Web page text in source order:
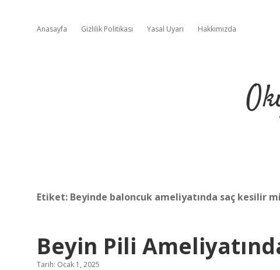
Anasayfa Gizlilik Politikası Yasal Uyarı Hakkımızda
Etiket: Beyinde baloncuk ameliyatında saç kesilir mi
Beyin Pili
Tarih: Ocak 1, 2025